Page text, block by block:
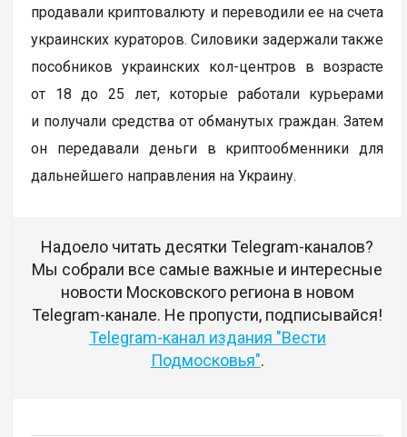
продавали криптовалюту и переводили ее на счета
украинских кураторов. Силовики задержали также
пособников украинских кол-центров в возрасте
от 18 до 25 лет, которые работали курьерами
и получали средства от обманутых граждан. Затем
он передавали деньги в криптообменники для
дальнейшего направления на Украину.
Надоело читать десятки Telegram-каналов?
Мы собрали все самые важные и интересные
новости Московского региона в новом
Telegram-канале. Не пропусти, подписывайся!
Telegram-канал издания "Вести
Подмосковья".